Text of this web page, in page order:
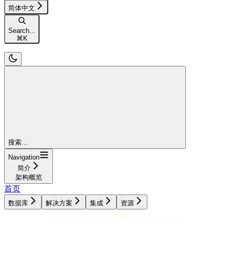
简体中文
Search...
⌘ K
搜索...
Navigation
简介
架构概览
首页
数据库 解决方案 集成 资源